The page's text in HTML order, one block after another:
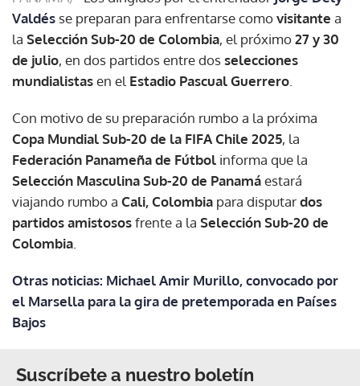
Valdés se preparan para enfrentarse comovisitante a
la Selección Sub-20 de Colombia, el próximo27 y 30
de julio, en dos partidos entre dosselecciones
mundialistasen el Estadio Pascual Guerrero
Con motivo de su preparación rumbo a la próxima
Copa Mundial Sub-20 de la FIFA Chile 2025, la
Federación Panameña de Fútbol informa que la
Selección Masculina Sub-20 de Panamáestará
viajando rumbo a Cali, Colombia para disputardos
partidos amistososfrente a la Selección Sub-20 de
Colombia
Otras noticias: Michael Amir Murillo, convocado por
el Marsella para la gira de pretemporada en Países
Bajos
Suscríbete a nuestro boletín